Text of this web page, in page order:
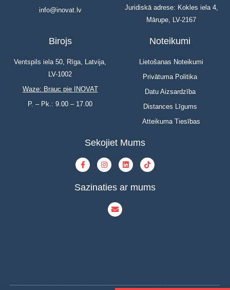
info@inovat.lv
Juridiskā adrese: Kokles iela 4,
Mārupe, LV-2167
Birojs
Ventspils iela 50, Rīga, Latvija,
LV-1002
Waze: Brauc pie INOVAT
P. – Pk.: 9.00 – 17.00
Noteikumi
Lietošanas Noteikumi
Privātuma Politika
Datu Aizsardzība
Distances Līgums
Atteikuma Tiesības
Sekojiet Mums
Sazinaties ar mums